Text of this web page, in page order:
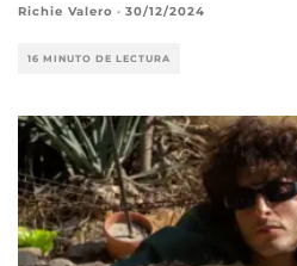
Richie Valero · 30/12/2024
16 MINUTO DE LECTURA